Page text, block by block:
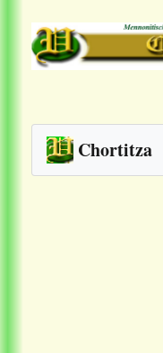
Chortitza